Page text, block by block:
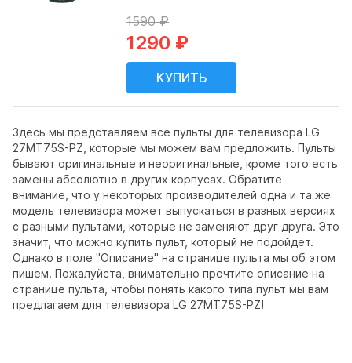
Здесь мы представляем все пульты для телевизора LG
27MT75S-PZ, которые мы можем вам предложить. Пульты
бывают оригинальные и неоригинальные, кроме того есть
замены абсолютно в других корпусах. Обратите
внимание, что у некоторых производителей одна и та же
модель телевизора может выпускаться в разных версиях
с разными пультами, которые не заменяют друг друга. Это
значит, что можно купить пульт, который не подойдет.
Однако в поле "Описание" на странице пульта мы об этом
пишем. Пожалуйста, внимательно прочтите описание на
странице пульта, чтобы понять какого типа пульт мы вам
предлагаем для телевизора LG 27MT75S-PZ!
1590 ₽
1290 ₽